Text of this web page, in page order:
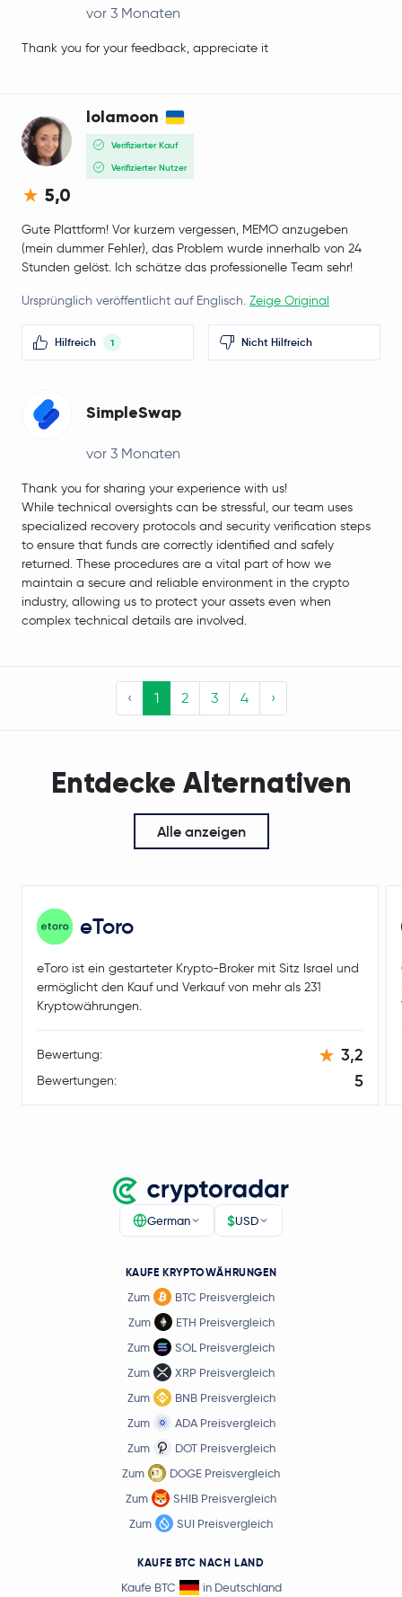
vor 3 Monaten
Thank you for your feedback, appreciate it
lolamoon
Verifizierter Kauf
Verifizierter Nutzer
5,0
Gute Plattform! Vor kurzem vergessen, MEMO anzugeben
(mein dummer Fehler), das Problem wurde innerhalb von 24
Stunden gelöst. Ich schätze das professionelle Team sehr!
Ursprünglich veröffentlicht auf Englisch. Zeige Original
Hilfreich 1 Nicht Hilfreich
SimpleSwap
vor 3 Monaten
Thank you for sharing your experience with us!
While technical oversights can be stressful, our team uses
specialized recovery protocols and security verification steps
to ensure that funds are correctly identified and safely
returned. These procedures are a vital part of how we
maintain a secure and reliable environment in the crypto
industry, allowing us to protect your assets even when
complex technical details are involved.
‹ 1 2 3 4 ›
Entdecke Alternativen
Alle anzeigen
eToro
eToro ist ein gestarteter Krypto-Broker mit Sitz Israel und
ermöglicht den Kauf und Verkauf von mehr als 231
Kryptowährungen.
Bewertung: 3,2
Bewertungen: 5
German $USD
KAUFE KRYPTOWÄHRUNGEN
Zum
BTC Preisvergleich
Zum
ETH Preisvergleich
Zum
SOL Preisvergleich
Zum
XRP Preisvergleich
Zum
BNB Preisvergleich
Zum
ADA Preisvergleich
Zum
DOT Preisvergleich
Zum
DOGE Preisvergleich
Zum
SHIB Preisvergleich
Zum
SUI Preisvergleich
KAUFE BTC NACH LAND
Kaufe BTC
in Deutschland